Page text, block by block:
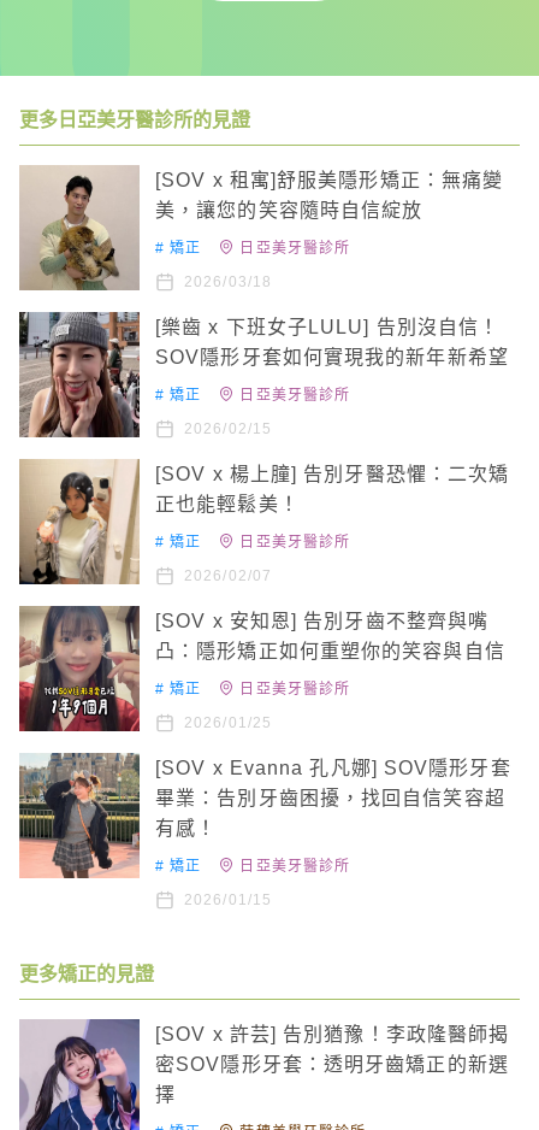
更多日亞美牙醫診所的見證
[SOV x 租寓]舒服美隱形矯正：無痛變
美，讓您的笑容隨時自信綻放
#矯正
日亞美牙醫診所
2026/03/18
[樂齒 x 下班女子LULU] 告別沒自信！
SOV隱形牙套如何實現我的新年新希望
#矯正
日亞美牙醫診所
2026/02/15
[SOV x 楊上朣] 告別牙醫恐懼：二次矯
正也能輕鬆美！
#矯正
日亞美牙醫診所
2026/02/07
[SOV x 安知恩] 告別牙齒不整齊與嘴
凸：隱形矯正如何重塑你的笑容與自信
#矯正
日亞美牙醫診所
2026/01/25
[SOV x Evanna 孔凡娜] SOV隱形牙套
畢業：告別牙齒困擾，找回自信笑容超
有感！
#矯正
日亞美牙醫診所
2026/01/15
更多矯正的見證
[SOV x 許芸] 告別猶豫！李政隆醫師揭
密SOV隱形牙套：透明牙齒矯正的新選
擇